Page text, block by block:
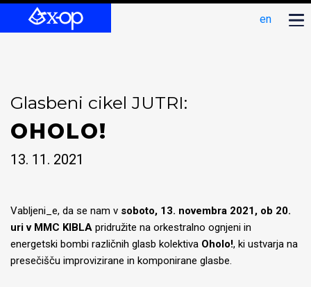
en
Glasbeni cikel JUTRI:
OHOLO!
13. 11. 2021
Vabljeni_e, da se nam v soboto, 13. novembra 2021, ob 20.
uri v MMC KIBLA pridružite na orkestralno ognjeni in
energetski bombi različnih glasb kolektiva Oholo!, ki ustvarja na
presečišču improvizirane in komponirane glasbe.